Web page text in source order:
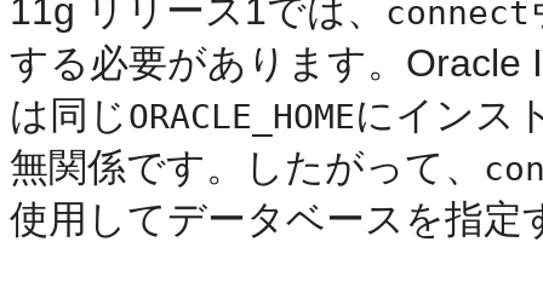
11g リリース1では、 connect
する必要があります。Oracle
は同じORACLE_HOMEにインス
無関係です。したがって、
使用してデータベースを指定